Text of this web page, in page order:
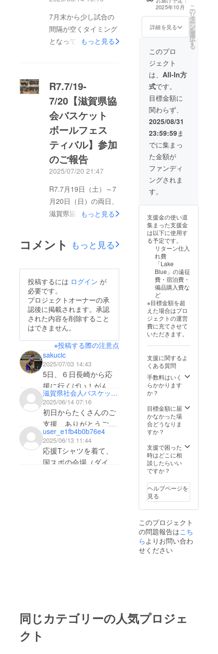
てくれた滋賀県成年男
子は1回戦で外国籍選
手率いる強豪鹿児島県
めない姿勢で奮闘して
くれた姿に、観客の皆
様からたくさんの声援
をいただきました。今
大会に際して応援・ご
支援をいただきました
皆様に改めて感謝申し
上げます。本当にあり
おかげさまを持ちまし
て、滋賀県全体として
の総合成績では44年ぶ
ダブル獲得も実現で
き、滋賀県勢の健闘が
た！関連結果の概要は
下記の通りです。■わ
たSHIGA輝く国スポ
（第79回国民スポーツ
大会）【バスケット
ボール競技 滋賀県代
表結果概要】成年男
子：1回戦 滋賀県
●60-78○鹿児島県成年
女子：1回戦 滋賀県
○94-67●鹿児島
県 2回戦
滋賀県○71-68●栃木
県 準決勝
滋賀県●56-68○山形
県 【3位入賞】ベス
https://kirokukensaku.
7月末から少し試合の
間隔が空くタイミング
となっていますので、
日～3日：三重県亀山
市8月2日：兵庫県神戸
市8月9日：大阪府東大
阪市8月11日：東京都
武蔵野市三重、京都、
兵庫、福島、石川、東
京などの国スポ母体
チームや大学生との練
習試合を通じて、チー
ムの完成度を高めるべ
く、酷暑の中全員でレ
す！！次戦は、8月23
（日）＠野洲市総合体
育館での県総合選手権
の試合になります！県
内の試合ですので、お
近くの方は是非会場に
足を運んでいただける
とありがたいです！ク
ラファン終了まであと
残り半月ほどとなりま
した！既に50万円を超
えるご支援をいただい
ております。本当にあ
りがとうございま
す！！最後の追い込み
をかけていきたいの
で、引き続き応援のほ
どよろしくお願い致し
もっと見る
R7.7/19-
7/20【滋賀県協
会バスケット
ボールフェス
ティバル】参加
のご報告
2025/07/20 21:47
R7.7月19日（土）～7
月20日（日）の両日、
滋賀県協会主催のバス
ティバル（選抜チーム
強化大会）に参加しま
に知的バスケ滋賀県男
子代表チームと小学生
世代の選手を対象に社
会貢献活動としてのバ
ニックも開催させてい
ただきました。知的バ
スケ男子チームとは同
じ滋賀県代表チームと
して本大会に向けてお
互いにエールを送りあ
うと共に、小学生世代
の選手にはチームの
ファンになってもらえ
るように交流を深めさ
Asueアリーナでの試
合になります！県外の
もっと見る
コメント もっと見る
投稿するには ログイン が
必要です。
プロジェクトオーナーの承
認後に掲載されます。承認
された内容を削除すること
はできません。
※投稿する際の注意点
sakucic
2025/07/03 14:43
5日、６日長崎から応
援に行くばい！がんば
らんばよ✊、1、2、3、
ダァー🙋
滋賀県社会人バスケットボール連盟
2025/06/14 07:16
初日からたくさんのご
支援、ありがとうござ
います!!
user_e1fb4b0b76e4
2025/06/13 11:44
応援Tシャツを着て、
国スポの会場（ダイハ
れてく
るか、
お手元
に届い
てから
のお楽
し
み！）
（商品
の説
明） ・
数量：2
点 ・サ
イズ：
約
6.4cm
（面積100cm2
以下） ・支援
時、必ず備考欄
に希望される掲
載内容をご記入
ください。 ・詳
細な掲載内容に
ついては別途打
合せをお願い致
します。
LakeBlueのユニ
フォーム（シャ
ツ背面）に、支
援者様の企業名
期間：準備でき
次第〜2026年3
月31日まで
（2025-2026
シーズン中） ・
掲載方法：企業
名（ロゴ） ・掲
載サイズ：大
（面積320cm2
以下） ・支援
に希望される掲
載内容をご記入
ください。 ・詳
細な掲載内容に
ついては別途打
合せをお願い致
します。
2025年10月
詳細を見る
こ
の
リ
タ
ー
ン
を
選
択
す
る
このプロ
ジェクト
は、 All-In方
式です。
目標金額に
関わらず、
2025/08/31
23:59:59ま
でに集まっ
た金額が
ファンディ
ングされま
す。
支援金の使い道
集まった支援金
は以下に使用す
る予定です。
リターン仕入
れ費
「Lake
Blue」の遠征
費・宿泊費・
備品購入費な
ど
※目標金額を超
えた場合はプロ
ジェクトの運営
費に充てさせて
いただきます。
支援に関するよ
くある質問
手数料はいく
らかかります
か？
目標金額に届
かなかった場
合どうなりま
すか？
支援で困った
時はどこに相
談したらいい
ですか？
ヘルプページを
見る
このプロジェクト
の問題報告はこち
らよりお問い合わ
せください
同じカテゴリーの人気プロジェ
クト